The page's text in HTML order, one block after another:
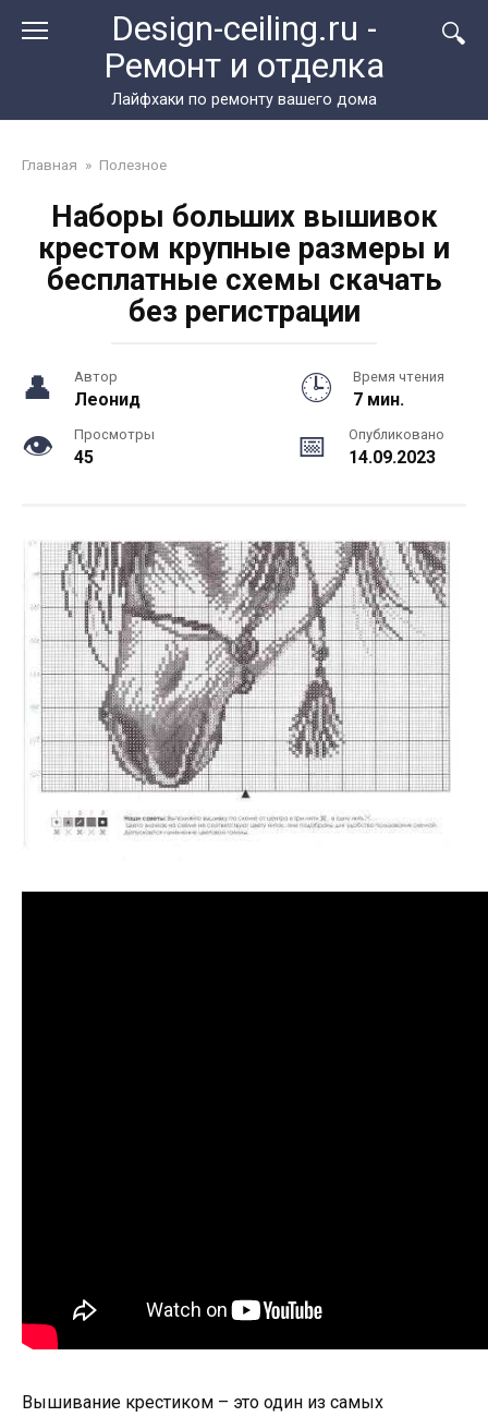
Design-ceiling.ru -
Ремонт и отделка
Лайфхаки по ремонту вашего дома
Главная » Полезное
Наборы больших вышивок
крестом крупные размеры и
бесплатные схемы скачать
без регистрации
Автор
Леонид
Время чтения
7 мин.
Просмотры
45
Опубликовано
14.09.2023
Вышивание крестиком – это один из самых